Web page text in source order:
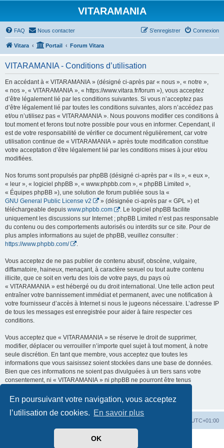
En poursuivant votre navigation, vous acceptez
l’utilisation de cookies. En savoir plus
OK
VITARAMANIA
FAQ Nous contacter Connexion
S’enregistrer
Vitara Portail Forum Vitara
VITARAMANIA - Conditions d’utilisation
En accédant à « VITARAMANIA » (désigné ci-après par « nous », « notre »,
« nos », « VITARAMANIA », « https://www.vitara.fr/forum »), vous acceptez
d’être légalement lié par les conditions suivantes. Si vous n’acceptez pas
d’être légalement lié par toutes les conditions suivantes, alors n’accédez pas
et/ou n’utilisez pas « VITARAMANIA ». Nous pouvons modifier ces conditions à
tout moment et ferons tout notre possible pour vous en informer. Cependant, il
est de votre responsabilité de vérifier ce document régulièrement, car votre
utilisation continue de « VITARAMANIA » après toute modification constitue
votre acceptation d’être légalement lié par les conditions mises à jour et/ou
modifiées.
Nos forums sont propulsés par phpBB (désigné ci-après par « ils », « eux »,
« leur », « logiciel phpBB », « www.phpbb.com », « phpBB Limited »,
« Équipes phpBB »), une solution de forum publiée sous la «
GNU General Public License v2
» (désignée ci-après par « GPL ») et
téléchargeable depuis www.phpbb.com
. Le logiciel phpBB facilite
uniquement les discussions sur Internet ; phpBB Limited n’est pas responsable
du contenu ou des comportements autorisés ou interdits sur ce site. Pour de
plus amples informations au sujet de phpBB, veuillez consulter :
https://www.phpbb.com/
Vous acceptez de ne pas publier de contenu abusif, obscène, vulgaire,
diffamatoire, haineux, menaçant, à caractère sexuel ou tout autre contenu
illicite, que ce soit en vertu des lois de votre pays, du pays où
« VITARAMANIA » est hébergé ou du droit international. Une telle action peut
entraîner votre bannissement immédiat et permanent, avec une notification à
votre fournisseur d’accès à Internet si nous le jugeons nécessaire. L’adresse IP
de tous les messages est enregistrée pour aider à faire respecter ces
conditions.
Vous acceptez que « VITARAMANIA » se réserve le droit de supprimer,
modifier, déplacer ou verrouiller n’importe quel sujet à tout moment, à notre
seule discrétion. En tant que membre, vous acceptez que toutes les
informations que vous saisissez soient stockées dans une base de données.
Bien que ces informations ne soient pas divulguées à un tiers sans votre
consentement, ni « VITARAMANIA » ni phpBB ne pourront être tenus
compromission des données.
UTC+01:00
phpBB ® Forum Software © phpBB Limited